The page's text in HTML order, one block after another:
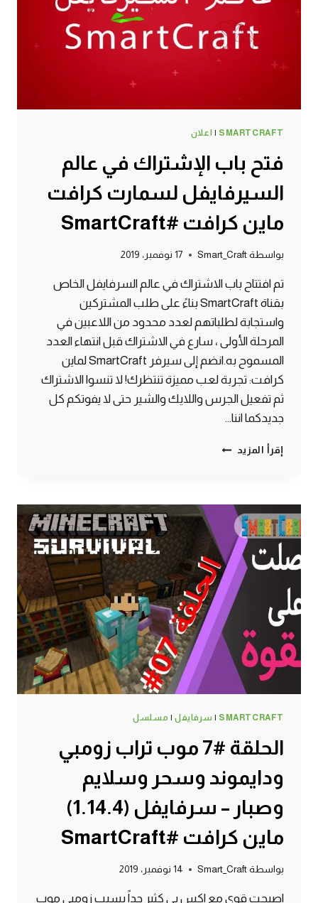
سرفايفل
ماين
كرافت
SMARTCRAFT
| اعلان
فتح باب الإشتراك في عالم
السيرفايفل لسمارت كرافت
ماين كرافت #SmartCraft
بواسطة Smart_Craft 17 نوفمبر، 2019
تم افتتاح باب الاشتراك في عالم السرفايفل الخاص
بقناة SmartCraft بناءً على طلب المشتركين
واستجابة لطلباتهم لعدد محدود من اللاعبين في
المرحلة الأولى ، سارع في الاشتراك قبل انتهاء العدد
المسموح به.انضم إلى سيرفر SmartCraft لماين
كرافت: تجربة لعب مميزة تنتظرك! لا تنسوا الاشتراك
ثم تفعيل الجرس واللايك والشير حتى لا يفوتكم كل
جديدكما اننا…
إقرأ المزيد فتح
عالم
السيرفايفل
لسمارت
كرافت
ماين
كرافت
#SMARTCRAFT
SMARTCRAFT
| سرفايفل| مسلسل
الحلقة #7 موب تراب زومبي
ودايموند وسحر وسلايم
وصبار – سرفايفل (1.14.4)
ماين كرافت #SmartCraft
بواسطة Smart_Craft 14 نوفمبر، 2019
اصبحت قوي مع اكس بي كثير جداً بسبب زومبي موب